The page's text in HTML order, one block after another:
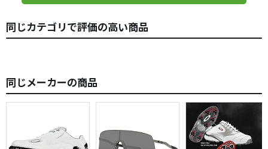
同じカテゴリで評価の高い商品
同じメーカーの商品